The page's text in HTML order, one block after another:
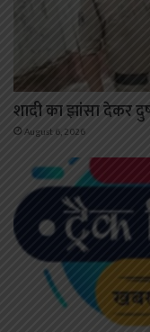
शादी का झांसा देकर
August 6, 2026